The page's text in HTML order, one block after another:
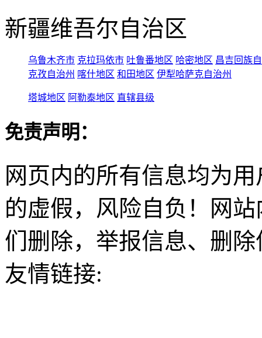
新疆维吾尔自治区
乌鲁木齐市 克拉玛依市 吐鲁番地区 哈密地区 昌吉回族
克孜自治州 喀什地区 和田地区 伊犁哈萨克自治州
塔城地区 阿勒泰地区 直辖县级
免责声明：
网页内的所有信息均为
的虚假，风险自负！网
们删除，举报信息、删
友情链接: